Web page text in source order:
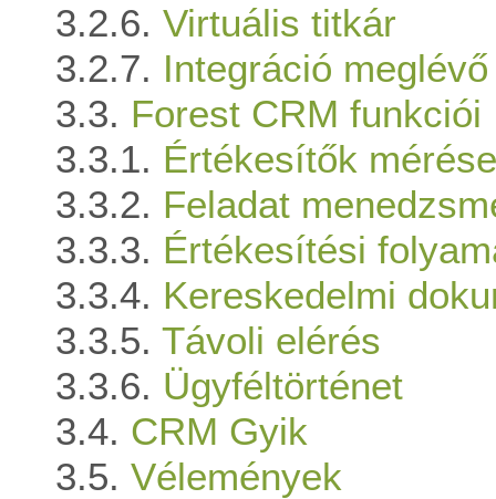
Virtuális titkár
Integráció
Forest CRM funkciói
Értékesítők mérése
Feladat
Értékesítési
Kereskedelmi
Távoli elérés
Ügyféltörténet
CRM Gyik
Vélemények